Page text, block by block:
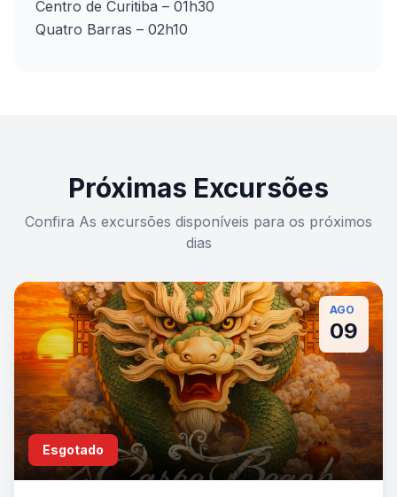
Centro de Curitiba – 01h30
Quatro Barras – 02h10
Próximas Excursões
Confira As excursões disponíveis para os próximos
dias
AGO
09
Esgotado